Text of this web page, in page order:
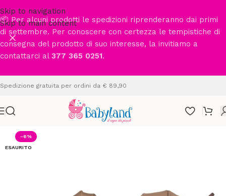
Skip to navigation
Skip to main content
📦 Per alcuni prodotti le spedizioni riprenderanno dai primi
di settembre. Per conoscere con certezza le tempistiche di
consegna del prodotto di suo interesse, la invitiamo a
contattarci al 377 365 0251.
Spedizione gratuita per ordini da € 89,90
-6%
ESAURITO